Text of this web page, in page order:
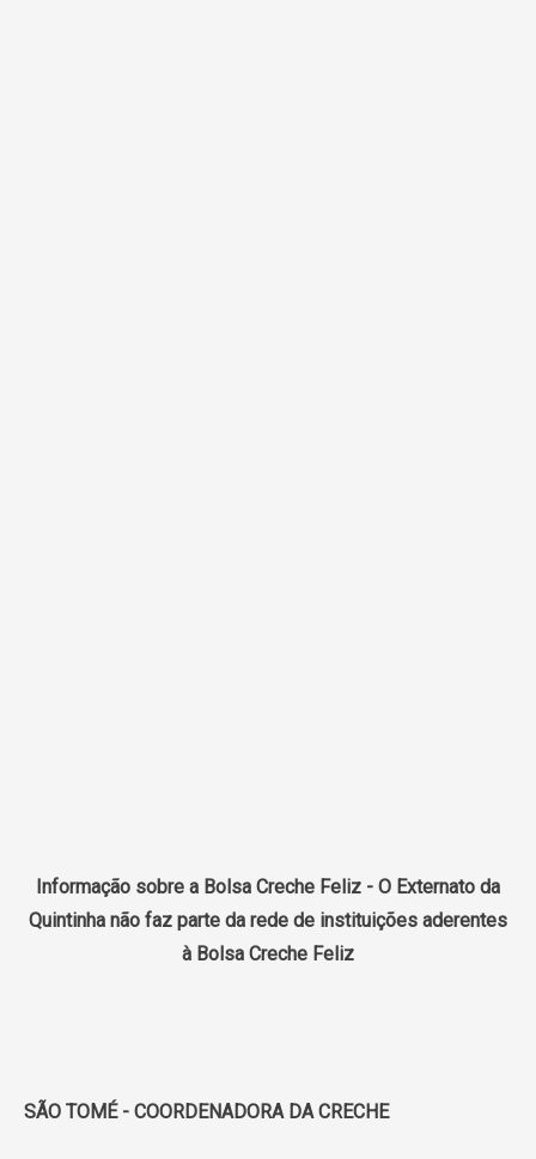
Informação sobre a Bolsa Creche Feliz - O Externato da
Quintinha não faz parte da rede de instituições aderentes
à Bolsa Creche Feliz
SÃO TOMÉ - COORDENADORA DA CRECHE